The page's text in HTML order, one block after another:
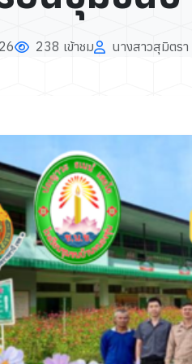
238 เข้าชม นางสาวสุมิตร